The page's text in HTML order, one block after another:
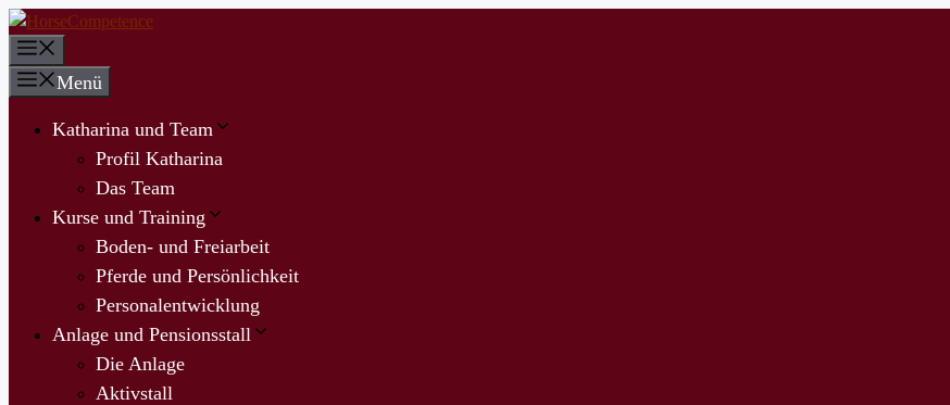
Zum
Inhalt
springenMenü
Katharina und Team
Profil Katharina
Das Team
Kurse und Training
Boden- und Freiarbeit
Pferde und Persönlichkeit
Personalentwicklung
Anlage und Pensionsstall
Die Anlage
Aktivstall